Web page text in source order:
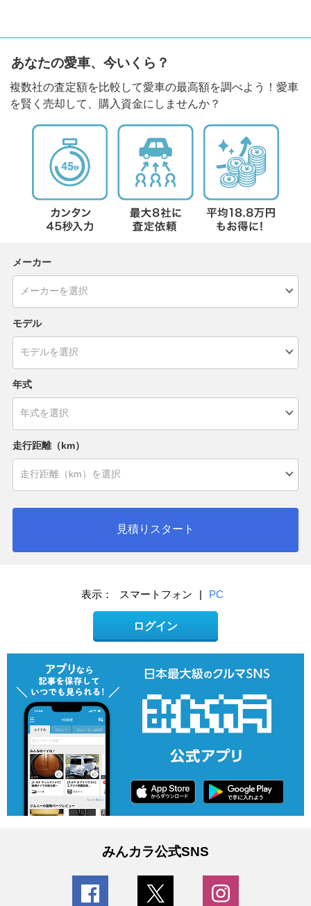
あなたの愛車、今いくら？
複数社の査定額を比較して愛車の最高額を調べよう！愛車
を賢く売却して、購入資金にしませんか？
メーカー
モデル
年式
走行距離（km）
見積りスタート
表示： スマートフォン | PC
ログイン
みんカラ公式SNS